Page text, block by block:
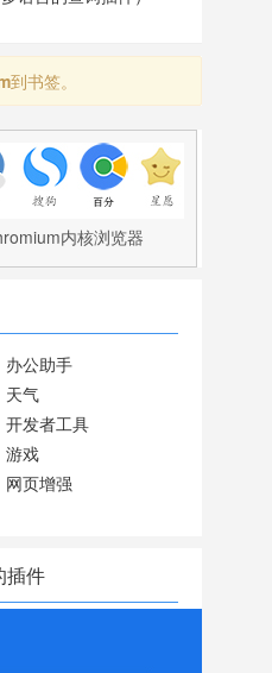
到书签。
内核浏览器
办公助手
天气
开发者工具
游戏
网页增强
插件